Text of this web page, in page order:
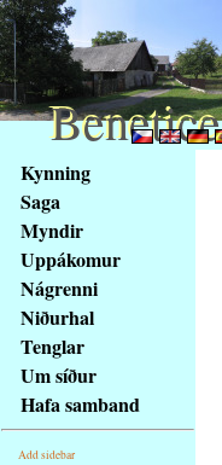
obsah
stránky
Klávesové
zkratky
tomto
webu
základní
Hlavní
strana
Kynning
Saga
Myndir
Uppákomur
Nágrenni
Niðurhal
Tenglar
Um síður
Hafa samband
Add sidebar
Benetice
Benetice